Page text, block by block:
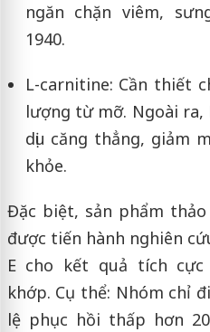
ngăn chặn viêm,
1940.
L-carnitine: Cần thiết
lượng từ mỡ. Ngoài
dịu căng thẳng, giảm
khỏe.
Đặc biệt, sản phẩm
được tiến hành nghiên
E cho kết quả tích
khớp. Cụ thể: Nhóm chỉ
lệ phục hồi thấp hơn